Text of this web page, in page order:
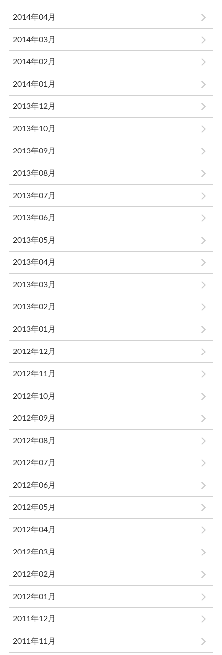
2014年04月
2014年03月
2014年02月
2014年01月
2013年12月
2013年10月
2013年09月
2013年08月
2013年07月
2013年06月
2013年05月
2013年04月
2013年03月
2013年02月
2013年01月
2012年12月
2012年11月
2012年10月
2012年09月
2012年08月
2012年07月
2012年06月
2012年05月
2012年04月
2012年03月
2012年02月
2012年01月
2011年12月
2011年11月